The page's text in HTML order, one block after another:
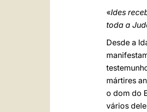
«Ides
toda a
Desde a
mártires
o dom do
vários